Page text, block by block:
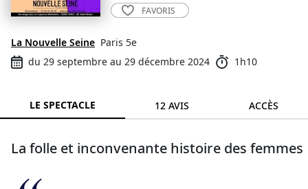
La Nouvelle Seine Paris 5e
du 29 septembre au 29 décembre 2024
1h10
FAVORIS
LE SPECTACLE 12 AVIS ACCÈS
La folle et inconvenante histoire des femmes